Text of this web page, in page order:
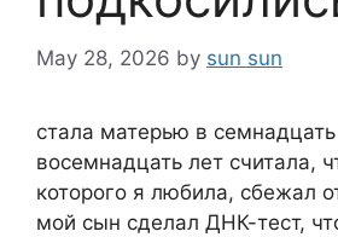
May 28, 2026 by sun sun
стала матерью в
восемнадцать лет считала,
которого я любила, сбежал
мой сын сделал ДНК-тест,